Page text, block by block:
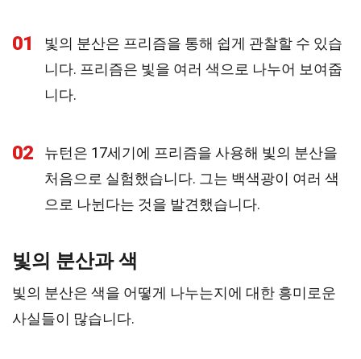
01
빛의 분산은 프리즘을 통해 쉽게 관찰할 수 있습
니다. 프리즘은 빛을 여러 색으로 나누어 보여줍
니다.
02
뉴턴은 17세기에 프리즘을 사용해 빛의 분산을
처음으로 실험했습니다. 그는 백색광이 여러 색
으로 나뉜다는 것을 발견했습니다.
빛의 분산과 색
빛의 분산은 색을 어떻게 나누는지에 대한 흥미로운
사실들이 많습니다.